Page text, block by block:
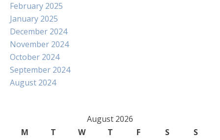
February 2025
January 2025
December 2024
November 2024
October 2024
September 2024
August 2024
August 2026
M
T W T F S
S